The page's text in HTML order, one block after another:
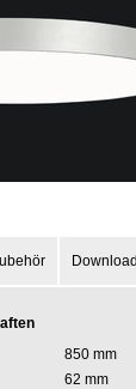
850 mm
62 mm